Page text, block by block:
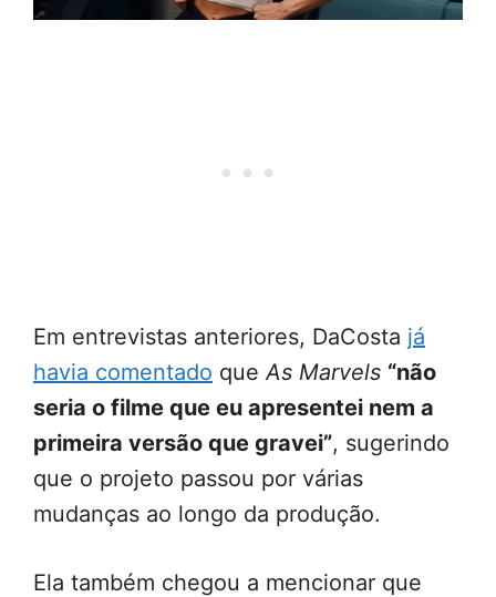
Em entrevistas anteriores, DaCosta já
havia comentado que As Marvels “não
seria o filme que eu apresentei nem a
primeira versão que gravei”, sugerindo
que o projeto passou por várias
mudanças ao longo da produção.
Ela também chegou a mencionar que